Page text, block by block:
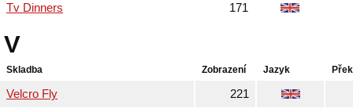
Tv Dinners 171
V
Skladba Zobrazení Jazyk
Velcro Fly 221